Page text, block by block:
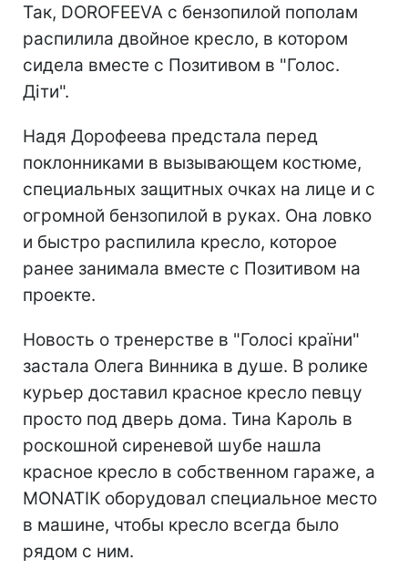
Так, DOROFEEVA с бензопилой пополам
распилила двойное кресло, в котором
сидела вместе с Позитивом в "Голос.
Діти".
Надя Дорофеева предстала перед
поклонниками в вызывающем костюме,
специальных защитных очках на лице и с
огромной бензопилой в руках. Она ловко
и быстро распилила кресло, которое
ранее занимала вместе с Позитивом на
проекте.
Новость о тренерстве в "Голосі країни"
застала Олега Винника в душе. В ролике
курьер доставил красное кресло певцу
просто под дверь дома. Тина Кароль в
роскошной сиреневой шубе нашла
красное кресло в собственном гараже, а
MONATIK оборудовал специальное место
в машине, чтобы кресло всегда было
рядом с ним.